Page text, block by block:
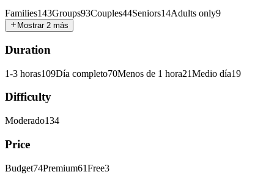
Families143Groups93Couples44Seniors14Adults only9
Mostrar 2 más
Duration
1-3 horas109Día completo70Menos de 1 hora21Medio día19
Difficulty
Moderado134
Price
Budget74Premium61Free3